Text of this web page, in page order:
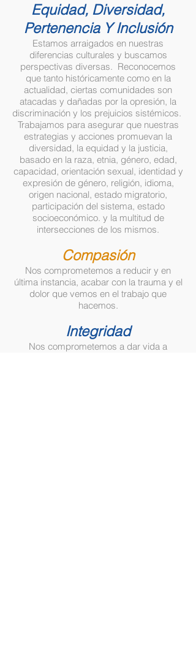
Equidad, Diversidad,
Pertenencia Y Inclusión
Estamos arraigados en nuestras
diferencias culturales y buscamos
perspectivas diversas. Reconocemos
que tanto históricamente como en la
actualidad, ciertas comunidades son
atacadas y dañadas por la opresión, la
discriminación y los prejuicios sistémicos.
Trabajamos para asegurar que nuestras
estrategias y acciones promuevan la
diversidad, la equidad y la justicia,
basado en la raza, etnia, género, edad,
capacidad, orientación sexual, identidad y
expresión de género, religión, idioma,
origen nacional, estado migratorio,
participación del sistema, estado
socioeconómico. y la multitud de
intersecciones de los mismos.
Compasión
Nos comprometemos a reducir y en
última instancia, acabar con la trauma y el
dolor que vemos en el trabajo que
hacemos.
Integridad
Nos comprometemos a dar vida a